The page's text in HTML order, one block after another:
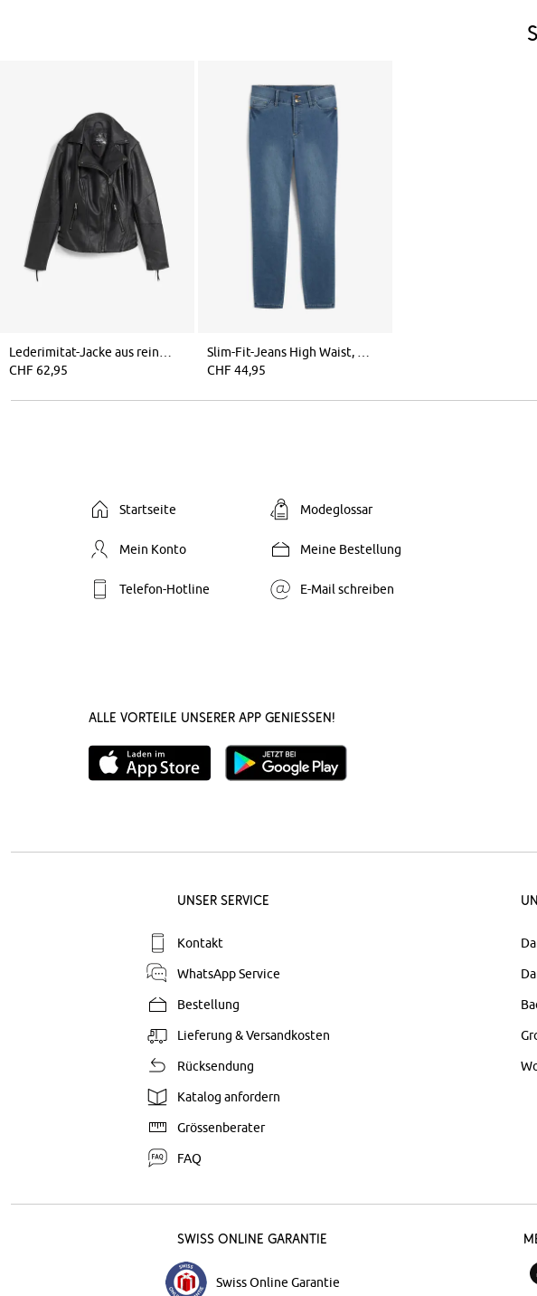
CHF 62,95
CHF 44,95
Startseite Modeglossar
Mein Konto Meine Bestellung
Telefon-Hotline E-Mail schreiben
Alle Vorteile unserer App genießen!
Unser Service
Kontakt
WhatsApp Service
Bestellung
Lieferung & Versandkosten
Rücksendung
Katalog anfordern
Grössenberater
FAQ
Swiss Online Garantie
Swiss Online Garantie